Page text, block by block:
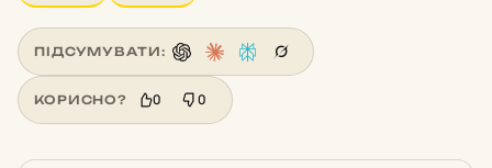
ПІДСУМУВАТИ:
КОРИСНО? 0 0